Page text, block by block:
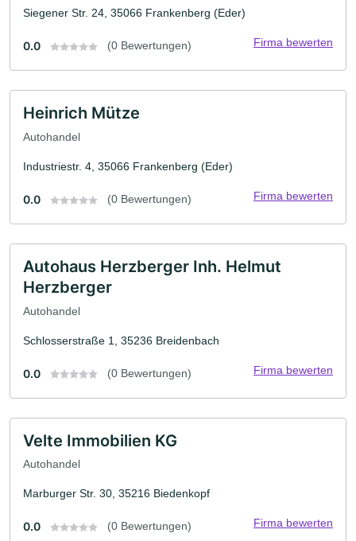
Siegener Str. 24, 35066 Frankenberg (Eder)
0.0 (0 Bewertungen) Firma bewerten
Heinrich Mütze
Autohandel
Industriestr. 4, 35066 Frankenberg (Eder)
0.0 (0 Bewertungen) Firma bewerten
Autohaus Herzberger Inh. Helmut
Herzberger
Autohandel
Schlosserstraße 1, 35236 Breidenbach
0.0 (0 Bewertungen) Firma bewerten
Velte Immobilien KG
Autohandel
Marburger Str. 30, 35216 Biedenkopf
0.0 (0 Bewertungen) Firma bewerten